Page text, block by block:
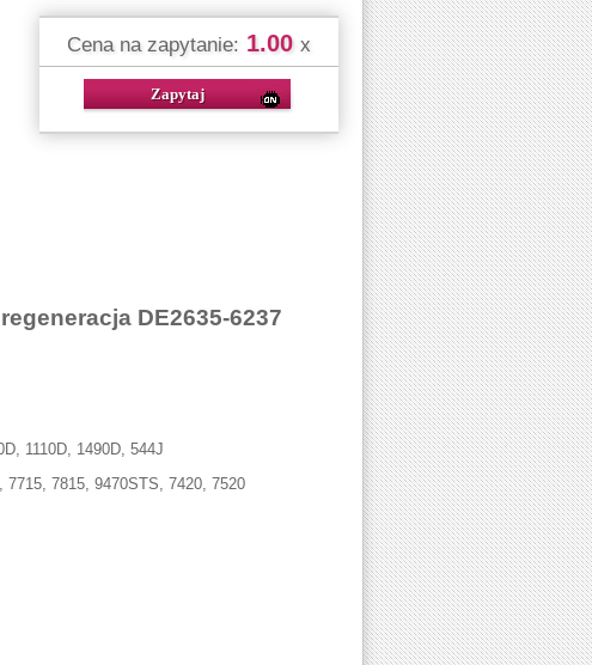
Cena na zapytanie: 1.00 x
DE2635-6237
1110D, 1490D, 544J
7815, 9470STS, 7420, 7520